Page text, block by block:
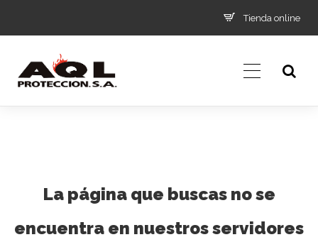
Tienda online
La página que buscas no se
encuentra en nuestros servidores